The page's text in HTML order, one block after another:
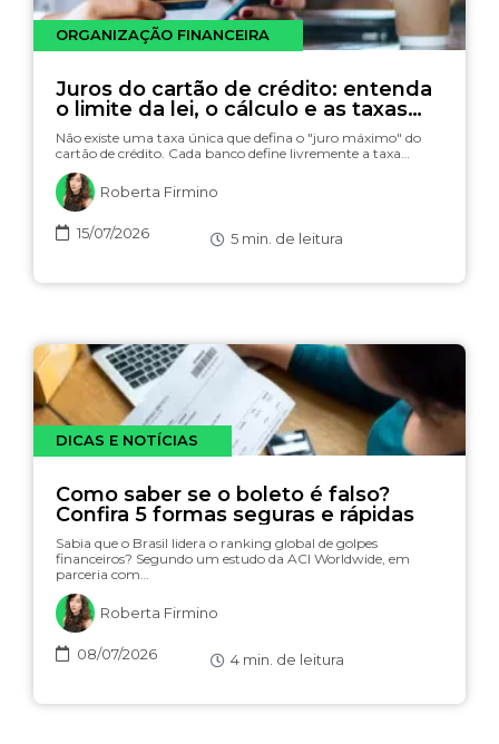
ORGANIZAÇÃO FINANCEIRA
Juros do cartão de crédito: entenda
o limite da lei, o cálculo e as taxas
(com simulador)
Não existe uma taxa única que defina o "juro máximo" do
cartão de crédito. Cada banco define livremente a taxa…
Roberta Firmino
15/07/2026 5 min. de leitura
DICAS E NOTÍCIAS
Como saber se o boleto é falso?
Confira 5 formas seguras e rápidas
Sabia que o Brasil lidera o ranking global de golpes
financeiros? Segundo um estudo da ACI Worldwide, em
parceria com…
Roberta Firmino
08/07/2026 4 min. de leitura